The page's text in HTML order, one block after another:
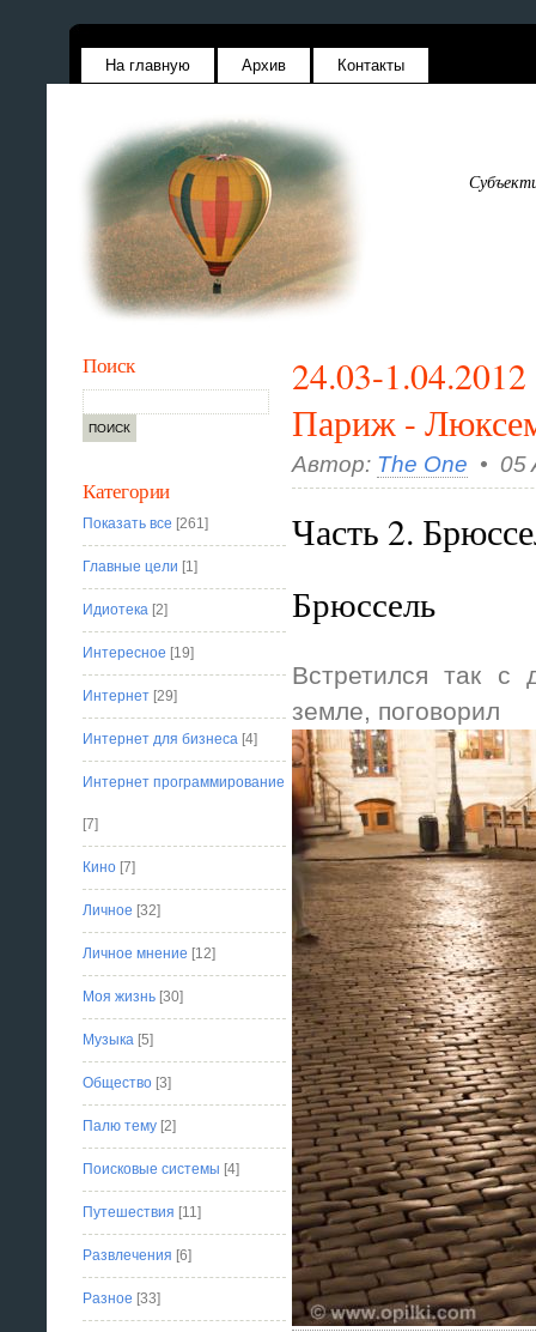
На главную Архив Контакты
24.03-
Париж -
Автор: The One • 05
Часть 2.
Брюссель
Встретился так с
земле, поговорил
Поиск
Категории
Показать все [261]
Главные цели [1]
Идиотека [2]
Интересное [19]
Интернет [29]
Интернет для бизнеса [4]
Интернет программирование
[7]
Кино [7]
Личное [32]
Личное мнение [12]
Моя жизнь [30]
Музыка [5]
Общество [3]
Палю тему [2]
Поисковые системы [4]
Путешествия [11]
Развлечения [6]
Разное [33]